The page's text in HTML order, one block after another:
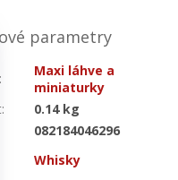
parametry
:
Maxi láhve a
miniaturky
:
0.14 kg
082184046296
Whisky